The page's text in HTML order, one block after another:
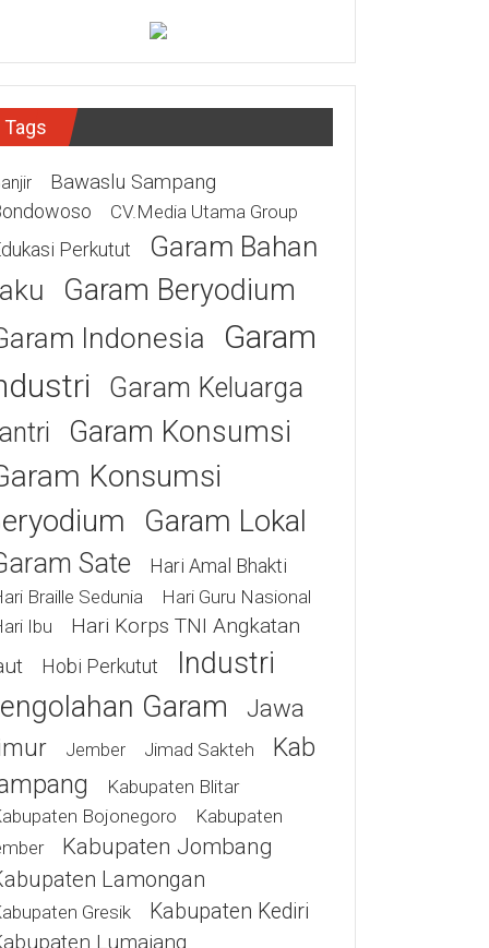
Tags
Bawaslu Sampang
CV.Media Utama Group
Perkutut
Garam Bahan
Garam Beryodium
Indonesia
Garam
Garam Keluarga
Garam Konsumsi
Konsumsi
Garam Lokal
Sate Hari Amal Bhakti
Braille Sedunia
Hari Guru Nasional
Ibu
Hari Korps TNI Angkatan
Hobi Perkutut
Industri
Garam
Jawa
Jember Jimad Sakteh
Kab
Kabupaten Blitar
Bojonegoro
Kabupaten
Kabupaten Jombang
Lamongan
Gresik
Kabupaten Kediri
Lumajang